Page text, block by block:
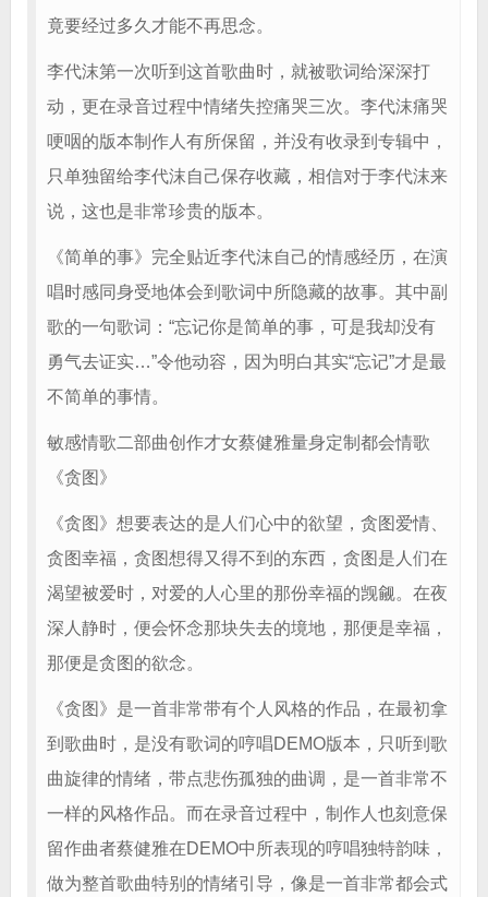
竟要经过多久才能不再思念。
李代沫第一次听到这首歌曲时，就被歌词给深深打
动，更在录音过程中情绪失控痛哭三次。李代沫痛哭
哽咽的版本制作人有所保留，并没有收录到专辑中，
只单独留给李代沫自己保存收藏，相信对于李代沫来
说，这也是非常珍贵的版本。
《简单的事》完全贴近李代沫自己的情感经历，在演
唱时感同身受地体会到歌词中所隐藏的故事。其中副
歌的一句歌词：“忘记你是简单的事，可是我却没有
勇气去证实…”令他动容，因为明白其实“忘记”才是最
不简单的事情。
敏感情歌二部曲创作才女蔡健雅量身定制都会情歌
《贪图》
《贪图》想要表达的是人们心中的欲望，贪图爱情、
贪图幸福，贪图想得又得不到的东西，贪图是人们在
渴望被爱时，对爱的人心里的那份幸福的觊觎。在夜
深人静时，便会怀念那块失去的境地，那便是幸福，
那便是贪图的欲念。
《贪图》是一首非常带有个人风格的作品，在最初拿
到歌曲时，是没有歌词的哼唱DEMO版本，只听到歌
曲旋律的情绪，带点悲伤孤独的曲调，是一首非常不
一样的风格作品。而在录音过程中，制作人也刻意保
留作曲者蔡健雅在DEMO中所表现的哼唱独特韵味，
做为整首歌曲特别的情绪引导，像是一首非常都会式